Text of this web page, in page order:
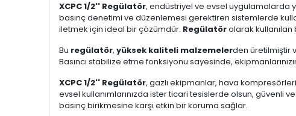
XCPC 1/2'' Regülatör, endüstriyel ve evsel uygulamalarda
basınç denetimi ve düzenlemesi gerektiren sistemlerde
iletmek için ideal bir çözümdür. Regülatörolarak kullanılan
Bu regülatör, yüksek kaliteli malzemelerden üretilmiştir
Basıncı stabilize etme fonksiyonu sayesinde,
XCPC 1/2'' Regülatör, gazlı ekipmanlar, hava
evsel kullanımlarınızda ister ticari tesislerde olsun, güvenli
basınç birikmesine karşı etkin bir koruma sağlar.